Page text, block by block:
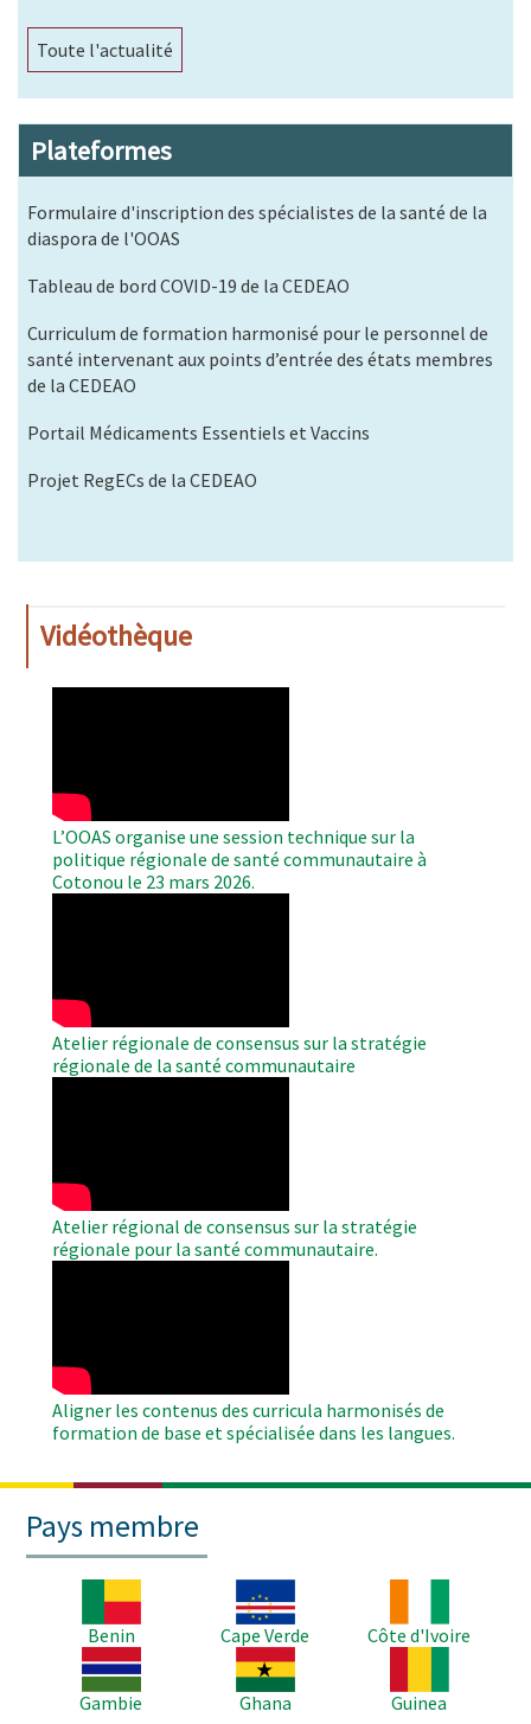
Toute l'actualité
Plateformes
Formulaire d'inscription des spécialistes de la santé de la
diaspora de l'OOAS
Tableau de bord COVID-19 de la CEDEAO
Curriculum de formation harmonisé pour le personnel de
santé intervenant aux points d’entrée des états membres
de la CEDEAO
Portail Médicaments Essentiels et Vaccins
Projet RegECs de la CEDEAO
Vidéothèque
L’OOAS organise une session technique sur la
politique régionale de santé communautaire à
Cotonou le 23 mars 2026.
Atelier régionale de consensus sur la stratégie
régionale de la santé communautaire
Atelier régional de consensus sur la stratégie
régionale pour la santé communautaire.
Aligner les contenus des curricula harmonisés de
formation de base et spécialisée dans les langues.
Pays membre
Benin
Image
Cape Verde
Côte d'Ivoire
Image
Gambie
Image
Ghana
Guinea